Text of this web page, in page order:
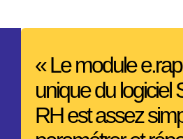
une
avec
la
secteur
public,
le
« Le module
unique du logiciel
RH est assez